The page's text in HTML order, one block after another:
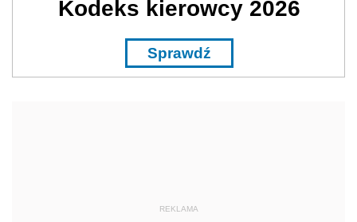
Kodeks kierowcy 2026
Sprawdź
REKLAMA